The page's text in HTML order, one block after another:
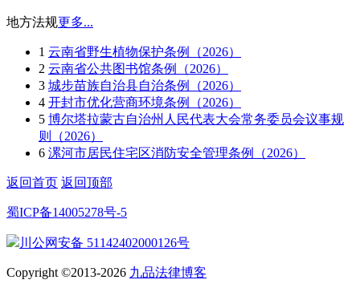
地方法规更多...
1 云南省野生植物保护条例（2026）
2 云南省公共图书馆条例（2026）
3 城步苗族自治县自治条例（2026）
4 开封市优化营商环境条例（2026）
5 博尔塔拉蒙古自治州人民代表大会常务委员会议事规
则（2026）
6 漯河市居民住宅区消防安全管理条例（2026）
返回首页 返回顶部
蜀ICP备14005278号-5
川公网安备 51142402000126号
Copyright ©2013-2026 九品法律博客